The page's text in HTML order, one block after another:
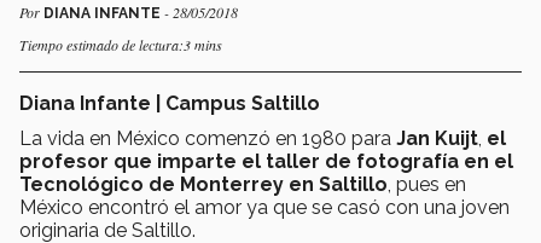
Por DIANA INFANTE - 28/05/2018
Tiempo estimado de lectura:3 mins
Diana Infante | Campus Saltillo
La vida en México comenzó en 1980 para Jan Kuijt el
profesor que imparte el taller de fotografía en el
Tecnológico de Monterrey en Saltillo , pues en
México encontró el amor ya que se casó con una joven
originaria de Saltillo.